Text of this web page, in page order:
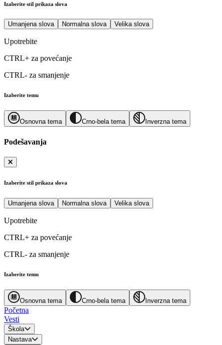
Izaberite stil prikaza slova
Umanjena slova Normalna slova Velika slova
Upotrebite
CTRL+ za povećanje
CTRL- za smanjenje
Izaberite temu
Osnovna tema Crno-bela tema Inverzna tema
Podešavanja
Izaberite stil prikaza slova
Umanjena slova Normalna slova Velika slova
Upotrebite
CTRL+ za povećanje
CTRL- za smanjenje
Izaberite temu
Osnovna tema Crno-bela tema Inverzna tema
Početna
Vesti
Škola
Nastava